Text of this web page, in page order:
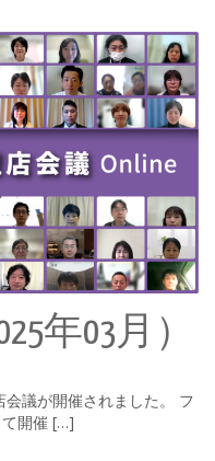
年03月）
議が開催されました。 フ
て開催 […]